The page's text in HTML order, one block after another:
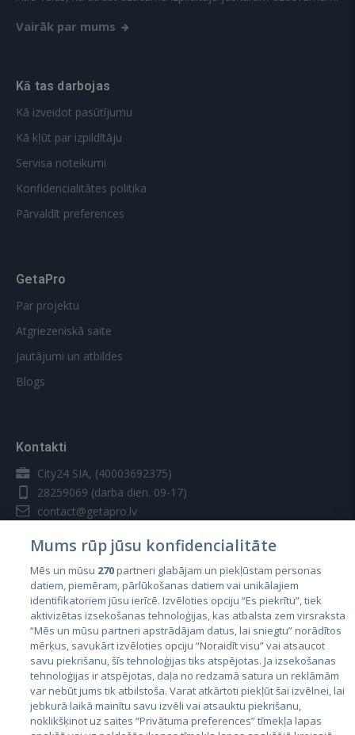
Vairāk par mums
Kā tas darbojas
Kā izveidot pasūtījumu
Kā kļūt par izpildītāju
Servisa noteikumi
Konfidencialitātes politika
Pārvaldīt preferences
GetaPro
Par projektu
Atgriezeniskā saite
Jautājumi un atbildes
Blogs
Kontakti
City24 SIA, (40003692375)
28259069 (darba dien. 09-17)
contact@getapro.lv
Valstis
Igaunija
Latvija
Lietuva
Mums rūp jūsu konfidencialitāte
Mēs un mūsu 270partneri glabājam un piekļūstam personas
datiem, piemēram, pārlūkošanas datiem vai unikālajiem
identifikatoriem jūsu ierīcē. Izvēloties opciju “Es piekrītu”, tiek
aktivizētas izsekošanas tehnoloģijas, kas atbalsta zem virsraksta
“Mēs un mūsu partneri apstrādājam datus, lai sniegtu” norādītos
mērķus, savukārt izvēloties opciju “Noraidīt visu” vai atsaucot
savu piekrišanu, šīs tehnoloģijas tiks atspējotas. Ja izsekošanas
tehnoloģijas ir atspējotas, daļa no redzamā satura un reklāmām
var nebūt jums tik atbilstoša. Varat atkārtoti piekļūt šai izvēlnei, lai
jebkurā laikā mainītu savu izvēli vai atsauktu piekrišanu,
noklikšķinot uz saites “Privātuma preferences” tīmekļa lapas